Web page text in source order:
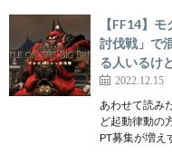
【FF14】
討伐戦」で
る人いるけ
2022.12.15
あわせて読み
ど起動律動の
PT募集が増え